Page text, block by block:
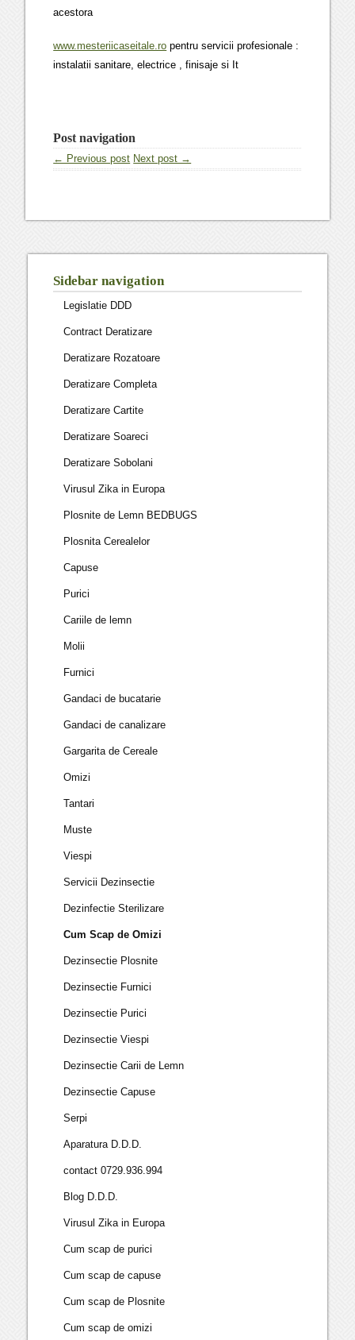
acestora
www.mesteriicaseitale.ro pentru servicii profesionale :
instalatii sanitare, electrice , finisaje si It
Post navigation
← Previous post Next post →
Sidebar navigation
Legislatie DDD
Contract Deratizare
Deratizare Rozatoare
Deratizare Completa
Deratizare Cartite
Deratizare Soareci
Deratizare Sobolani
Virusul Zika in Europa
Plosnite de Lemn BEDBUGS
Plosnita Cerealelor
Capuse
Purici
Cariile de lemn
Molii
Furnici
Gandaci de bucatarie
Gandaci de canalizare
Gargarita de Cereale
Omizi
Tantari
Muste
Viespi
Servicii Dezinsectie
Dezinfectie Sterilizare
Cum Scap de Omizi
Dezinsectie Plosnite
Dezinsectie Furnici
Dezinsectie Purici
Dezinsectie Viespi
Dezinsectie Carii de Lemn
Dezinsectie Capuse
Serpi
Aparatura D.D.D.
contact 0729.936.994
Blog D.D.D.
Virusul Zika in Europa
Cum scap de purici
Cum scap de capuse
Cum scap de Plosnite
Cum scap de omizi